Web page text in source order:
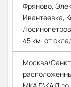
Фряново,
Ивантеевка,
45 км. от